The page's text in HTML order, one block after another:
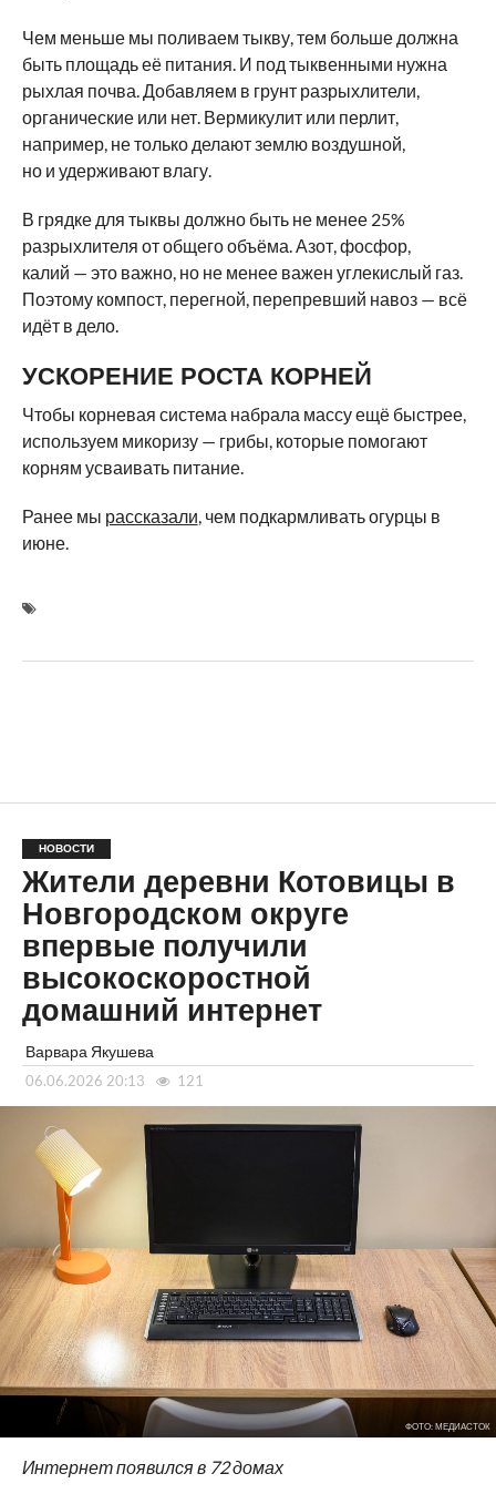
Чем меньше мы поливаем тыкву, тем больше должна
быть площадь её питания. И под тыквенными нужна
рыхлая почва. Добавляем в грунт разрыхлители,
органические или нет. Вермикулит или перлит,
например, не только делают землю воздушной,
но и удерживают влагу.
В грядке для тыквы должно быть не менее 25%
разрыхлителя от общего объёма. Азот, фосфор,
калий — это важно, но не менее важен углекислый газ.
Поэтому компост, перегной, перепревший навоз — всё
идёт в дело.
УСКОРЕНИЕ РОСТА КОРНЕЙ
Чтобы корневая система набрала массу ещё быстрее,
используем микоризу — грибы, которые помогают
корням усваивать питание.
Ранее мы рассказали, чем подкармливать огурцы в
июне.
НОВОСТИ
Жители деревни Котовицы в
Новгородском округе
впервые получили
высокоскоростной
домашний интернет
Варвара Якушева
06.06.2026 20:13 121
ФОТО: МЕДИАСТОК
Интернет появился в 72 домах